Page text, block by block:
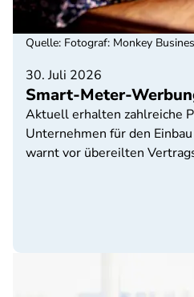
30. Juli 2026
Smart-Meter-
Aktuell erhalten zahlreiche
Unternehmen für den
warnt vor übereilten
Quelle: Fotograf: Monkey